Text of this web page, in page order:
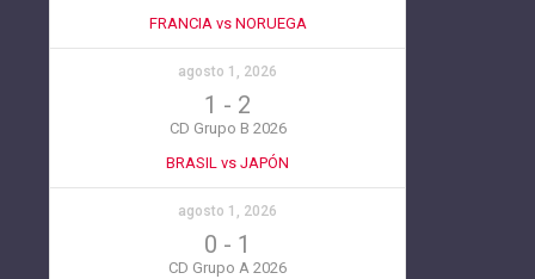
FRANCIA vs NORUEGA
agosto 1, 2026
1 - 2
CD Grupo B 2026
BRASIL vs JAPÓN
agosto 1, 2026
0 - 1
CD Grupo A 2026